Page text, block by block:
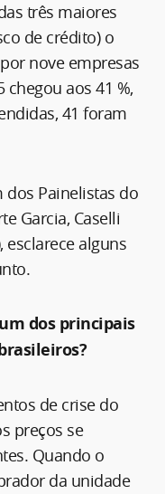
três maiores
de crédito) o
nove empresas
aos 41 %,
41 foram
dos Painelistas do
Garcia, Caselli
esclarece alguns
dos principais
de crise do
preços se
Quando o
da unidade